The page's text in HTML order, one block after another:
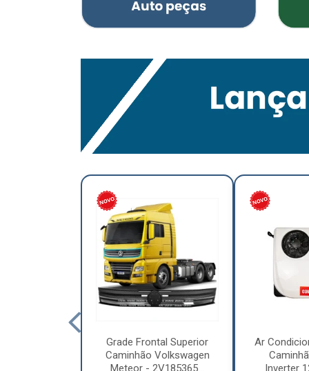
Grade Frontal Superior
Caminhão Volkswagen
Meteor - 2V185365...
Ar
Inverter